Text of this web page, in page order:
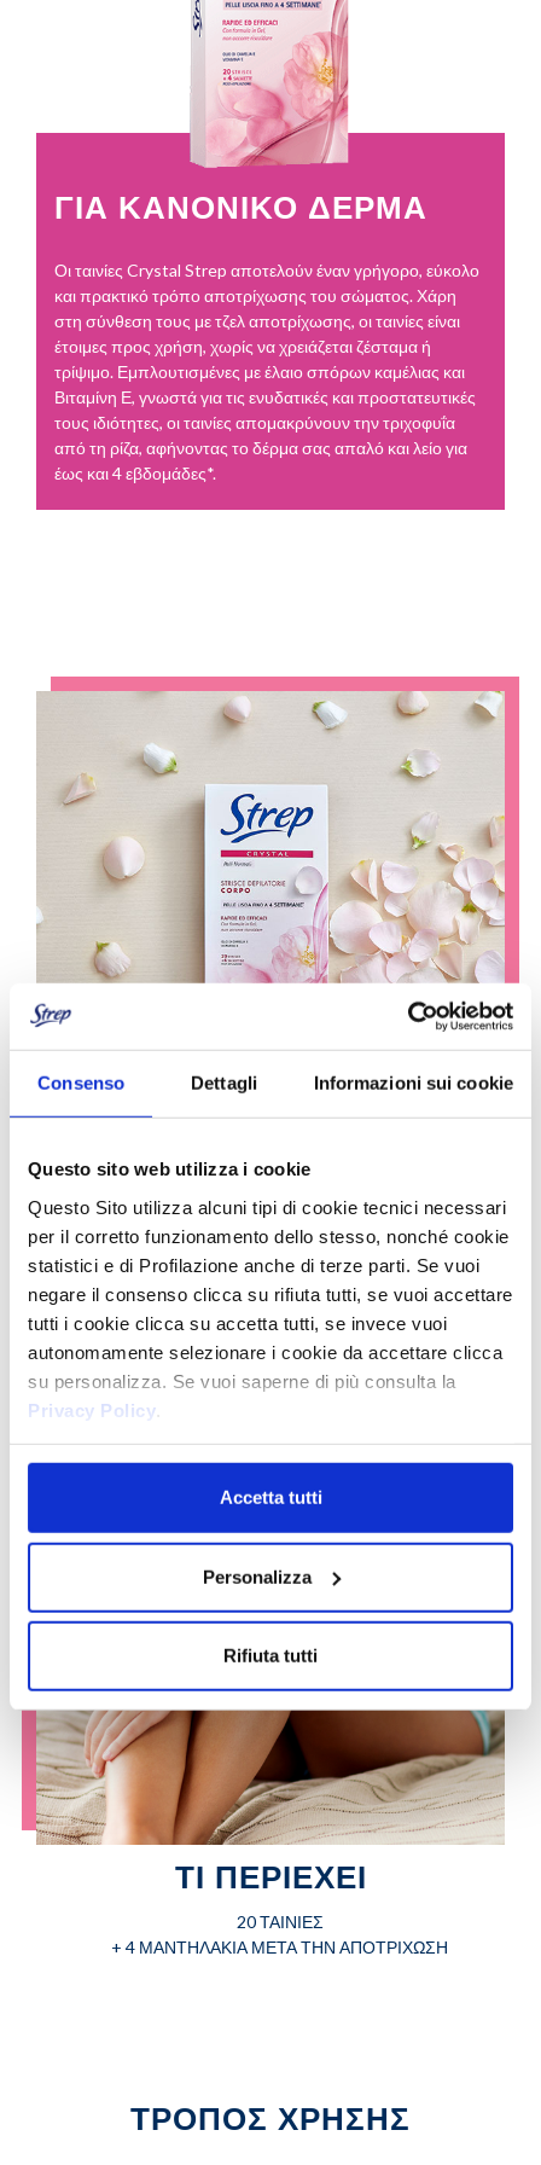
Consenso Dettagli Informazioni sui cookie
Questo sito web utilizza i cookie
Questo Sito utilizza alcuni tipi di cookie tecnici necessari
per il corretto funzionamento dello stesso, nonché cookie
statistici e di Profilazione anche di terze parti. Se vuoi
negare il consenso clicca su rifiuta tutti, se vuoi accettare
tutti i cookie clicca su accetta tutti, se invece vuoi
autonomamente selezionare i cookie da accettare clicca
su personalizza. Se vuoi saperne di più consulta la
Privacy Policy
Accetta tutti
Personalizza
Rifiuta tutti
ΓΙΑ ΚΑΝΟΝΙΚΟ ΔΕΡΜΑ
Οι ταινίες Crystal Strep αποτελούν έναν γρήγορο, εύκολο
και πρακτικό τρόπο αποτρίχωσης του σώματος. Χάρη
στη σύνθεση τους με τζελ αποτρίχωσης, οι ταινίες είναι
έτοιμες προς χρήση, χωρίς να χρειάζεται ζέσταμα ή
τρίψιμο. Εμπλουτισμένες με έλαιο σπόρων καμέλιας και
Βιταμίνη Ε, γνωστά για τις ενυδατικές και προστατευτικές
τους ιδιότητες, οι ταινίες απομακρύνουν την τριχοφυΐα
από τη ρίζα, αφήνοντας το δέρμα σας απαλό και λείο για
έως και 4 εβδομάδες*.
Η τακτική χρήση τους θα κάνει την τριχοφυΐα του σώματός σας
να λεπτύνει και να γίνει πιο αδύναμη. Οι μαλακές και ευλύγιστες
υφασμάτινες ταινίες εφαρμόζουν τέλεια στο δέρμα, για
μεγαλύτερη άνεση.
ΤΙ ΠΕΡΙΕΧΕΙ
20 ΤΑΙΝΙΕΣ
+ 4 ΜΑΝΤΗΛΑΚΙΑ ΜΕΤΑ ΤΗΝ ΑΠΟΤΡΙΧΩΣΗ
ΤΡΟΠΟΣ ΧΡΗΣΗΣ